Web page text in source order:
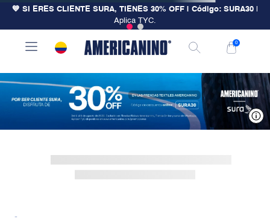
💙 SI ERES CLIENTE SURA, TIENES 30% OFF | Código: SURA30
Aplica TYC.
0
-